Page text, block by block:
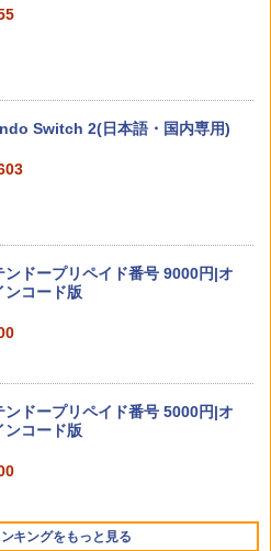
Switch 2(日本語・国内専用)
ンドープリペイド番号 9000円|オ
ンコード版
ンドープリペイド番号 5000円|オ
ンコード版
キングをもっと見る